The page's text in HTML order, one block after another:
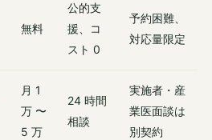
無料
公的支
援、コ
スト 0
予約困難、
対応量限定
月 1
万 〜
5 万
24 時間
相談
実施者・産
業医面談は
別契約